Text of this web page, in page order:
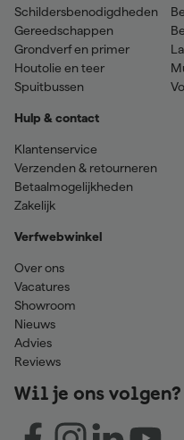
Schildersbenodigdheden
Gereedschappen
Grondverf en primer
Houtolie en teer
Spuitbussen
Hulp & contact
Klantenservice
Verzenden & retourneren
Betaalmogelijkheden
Zakelijk
Verfwebwinkel
Over ons
Vacatures
Showroom
Nieuws
Advies
Reviews
Wil je ons volgen?